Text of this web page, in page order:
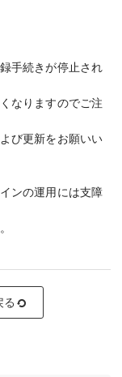
手続きが停止され
なりますのでご注
び更新をお願いい
ンの運用には支障
る